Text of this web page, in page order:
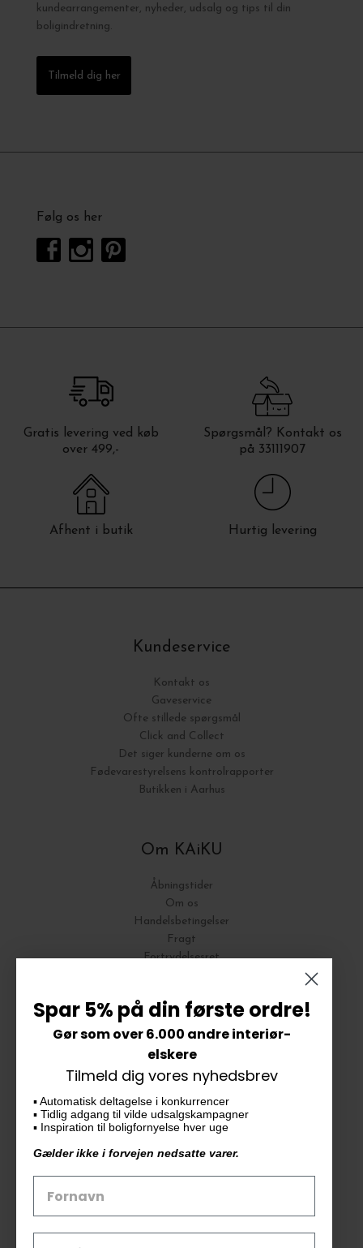
kundearrangementer, nyheder, udsalg og tips til din
boligindretning.
Tilmeld dig her
Følg os her
Gratis levering ved køb
over 499,-
Spørgsmål? Kontakt os
på 33111907
Afhent i butik Hurtig levering
Kundeservice
Kontakt os
Gaveservice
Ofte stillede spørgsmål
Click and Collect
Det siger kunderne om os
Fødevarestyrelsens kontrolrapporter
Butikken i Aarhus
Om KAiKU
Åbningstider
Om os
Handelsbetingelser
Fragt
Fortrydelsesret
Vores butik
KAiKU ApS
Langdalsvej 46, bygning 7
8220 Brabrand
Tlf. 33 11 19 07
CVR-nr. 30715349
Spar 5% på din første ordre!
Gør som over 6.000 andre interiør-
elskere
Tilmeld dig vores nyhedsbrev
▪️ Automatisk deltagelse i konkurrencer
▪️ Tidlig adgang til vilde udsalgskampagner
▪️ Inspiration til boligfornyelse hver uge
Gælder ikke i forvejen nedsatte varer.